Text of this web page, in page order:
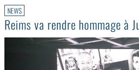
NEWS
Reims va rendre hommage à